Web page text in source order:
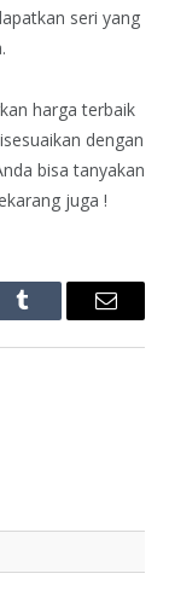
seri yang
harga terbaik
dengan
bisa tanyakan
juga !
Tumblr Email